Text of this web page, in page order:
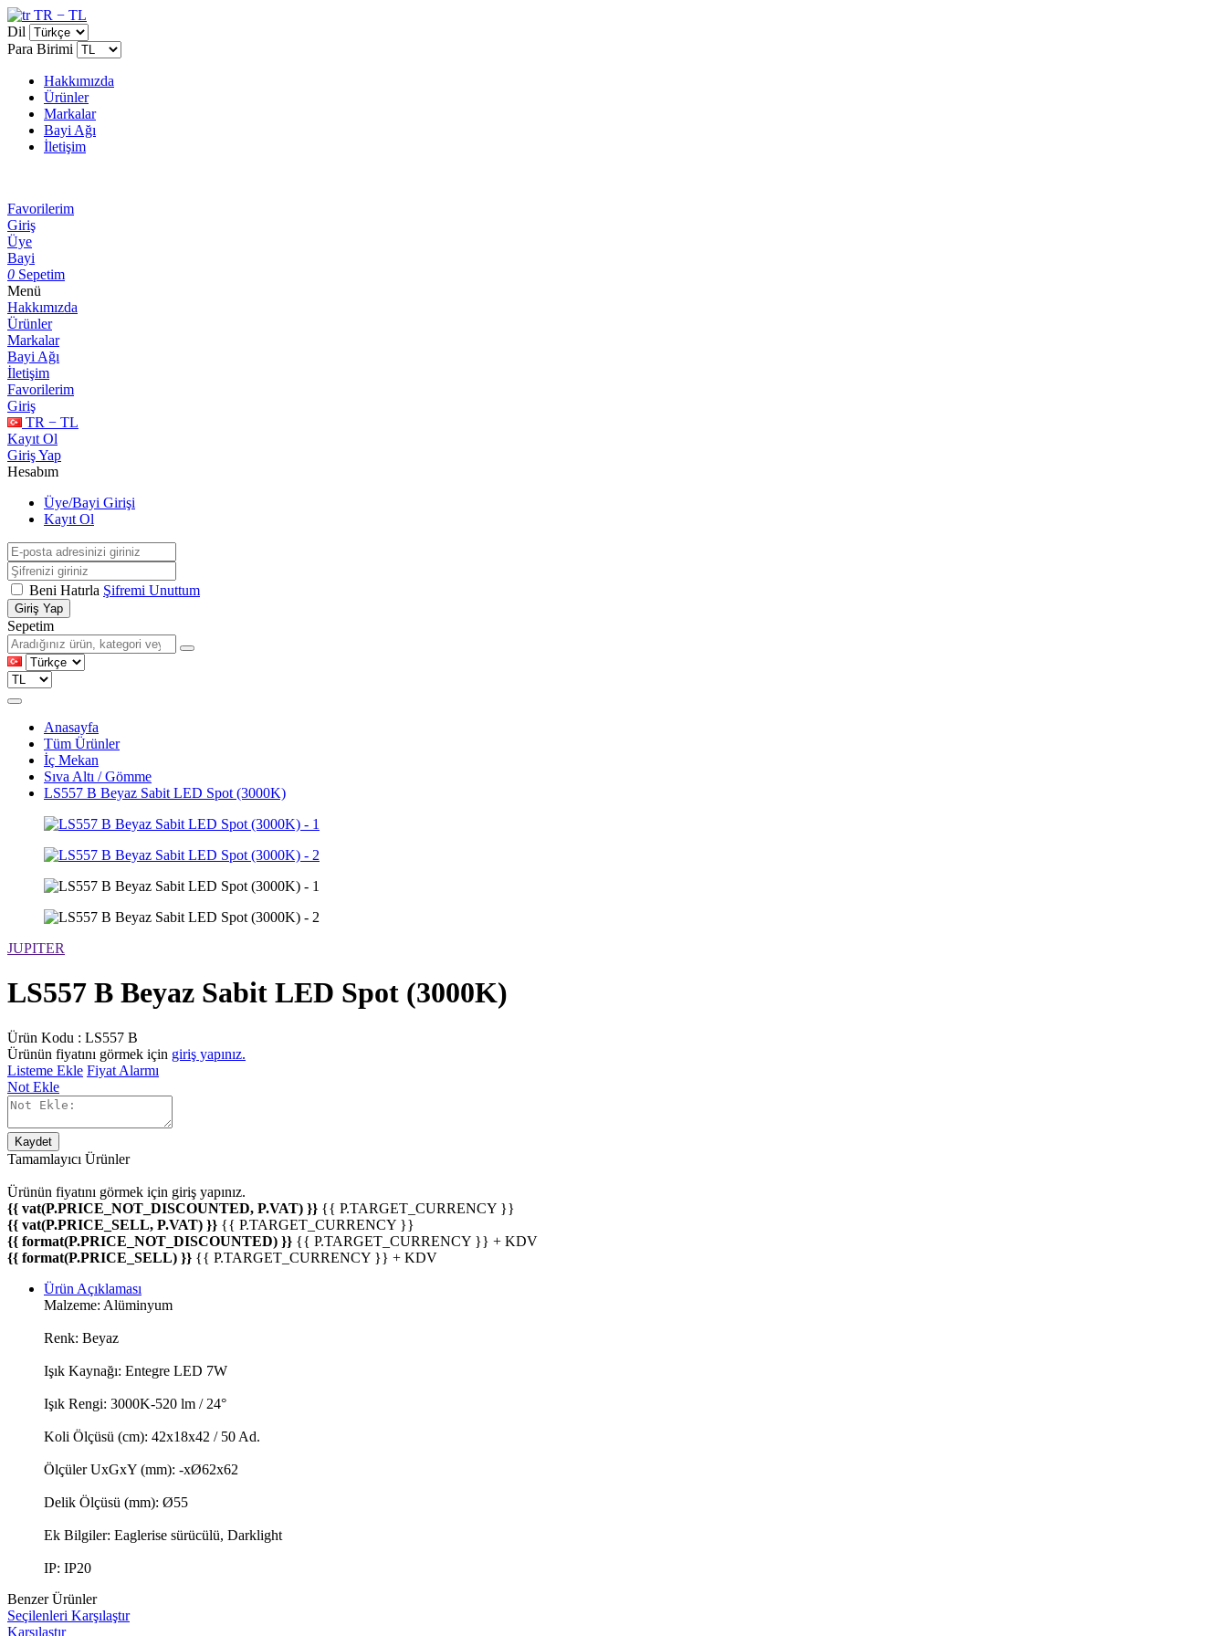
TR − TL
Dil
Para Birimi
Hakkımızda
Ürünler
Markalar
Bayi Ağı
İletişim
Favorilerim
Giriş
Üye
Bayi
0 Sepetim
Menü
Hakkımızda
Ürünler
Markalar
Bayi Ağı
İletişim
Favorilerim
Giriş
TR − TL
Kayıt Ol
Giriş Yap
Hesabım
Üye/Bayi Girişi
Kayıt Ol
Beni Hatırla Şifremi Unuttum
Giriş Yap
Sepetim
Anasayfa
Tüm Ürünler
İç Mekan
Sıva Altı / Gömme
LS557 B Beyaz Sabit LED Spot (3000K)
JUPITER
LS557 B Beyaz Sabit LED Spot (3000K)
Ürün Kodu : LS557 B
Ürünün fiyatını görmek için giriş yapınız.
Listeme Ekle Fiyat Alarmı
Not Ekle
Kaydet
Tamamlayıcı Ürünler
Ürünün fiyatını görmek için giriş yapınız.
{{ vat(P.PRICE_NOT_DISCOUNTED, P.VAT) }} {{ P.TARGET_CURRENCY }}
{{ vat(P.PRICE_SELL, P.VAT) }} {{ P.TARGET_CURRENCY }}
{{ format(P.PRICE_NOT_DISCOUNTED) }} {{ P.TARGET_CURRENCY }} + KDV
{{ format(P.PRICE_SELL) }} {{ P.TARGET_CURRENCY }} + KDV
Ürün Açıklaması
Malzeme: Alüminyum
Renk: Beyaz
Işık Kaynağı: Entegre LED 7W
Işık Rengi: 3000K-520 lm / 24°
Koli Ölçüsü (cm): 42x18x42 / 50 Ad.
Ölçüler UxGxY (mm): -xØ62x62
Delik Ölçüsü (mm): Ø55
Ek Bilgiler: Eaglerise sürücülü, Darklight
IP: IP20
Benzer Ürünler
Seçilenleri Karşılaştır
Karşılaştır